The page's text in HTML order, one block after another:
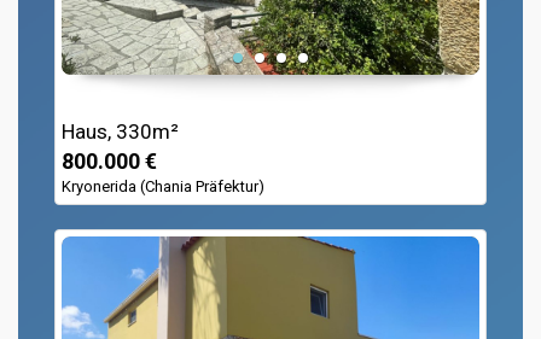
Haus, 330m²
800.000 €
Kryonerida (Chania Präfektur)